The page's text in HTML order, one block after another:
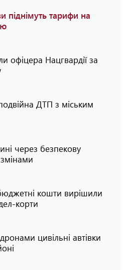
піднімуть тарифи на
офіцера Нацгвардії за
ДТП з міським
через безпекову
кошти вирішили
корти
цивільні автівки